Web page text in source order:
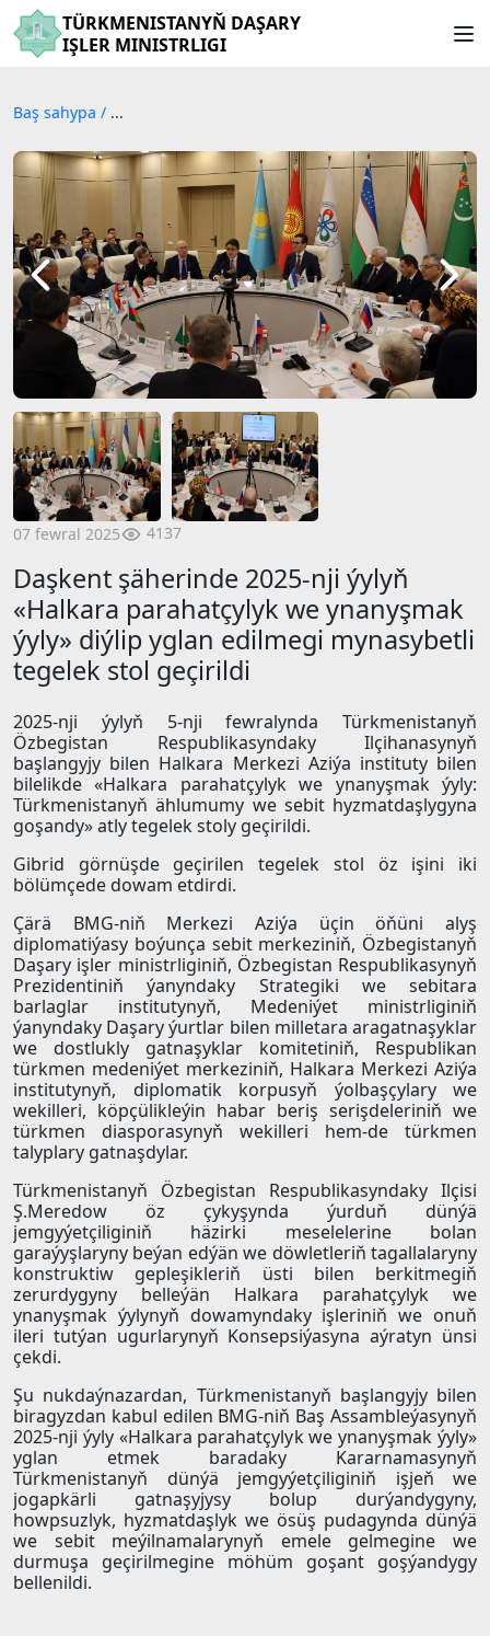
TÜRKMENISTANYŇ DAŞARY
IŞLER MINISTRLIGI
Baş sahypa / ...
07 fewral 2025 4137
Daşkent şäherinde 2025-nji ýylyň
«Halkara parahatçylyk we ynanyşmak
ýyly» diýlip yglan edilmegi mynasybetli
tegelek stol geçirildi
2025-nji ýylyň 5-nji fewralynda Türkmenistanyň
Özbegistan Respublikasyndaky Ilçihanasynyň
başlangyjy bilen Halkara Merkezi Aziýa instituty bilen
bilelikde «Halkara parahatçylyk we ynanyşmak ýyly:
Türkmenistanyň ählumumy we sebit hyzmatdaşlygyna
goşandy» atly tegelek stoly geçirildi.
Gibrid görnüşde geçirilen tegelek stol öz işini iki
bölümçede dowam etdirdi.
Çärä BMG-niň Merkezi Aziýa üçin öňüni alyş
diplomatiýasy boýunça sebit merkeziniň, Özbegistanyň
Daşary işler ministrliginiň, Özbegistan Respublikasynyň
Prezidentiniň ýanyndaky Strategiki we sebitara
barlaglar institutynyň, Medeniýet ministrliginiň
ýanyndaky Daşary ýurtlar bilen milletara aragatnaşyklar
we dostlukly gatnaşyklar komitetiniň, Respublikan
türkmen medeniýet merkeziniň, Halkara Merkezi Aziýa
institutynyň, diplomatik korpusyň ýolbaşçylary we
wekilleri, köpçülikleýin habar beriş serişdeleriniň we
türkmen diasporasynyň wekilleri hem-de türkmen
talyplary gatnaşdylar.
Türkmenistanyň Özbegistan Respublikasyndaky Ilçisi
Ş.Meredow öz çykyşynda ýurduň dünýä
jemgyýetçiliginiň häzirki meselelerine bolan
garaýyşlaryny beýan edýän we döwletleriň tagallalaryny
konstruktiw gepleşikleriň üsti bilen berkitmegiň
zerurdygyny belleýän Halkara parahatçylyk we
ynanyşmak ýylynyň dowamyndaky işleriniň we onuň
ileri tutýan ugurlarynyň Konsepsiýasyna aýratyn ünsi
çekdi.
Şu nukdaýnazardan, Türkmenistanyň başlangyjy bilen
biragyzdan kabul edilen BMG-niň Baş Assambleýasynyň
2025-nji ýyly «Halkara parahatçylyk we ynanyşmak ýyly»
yglan etmek baradaky Kararnamasynyň
Türkmenistanyň dünýä jemgyýetçiliginiň işjeň we
jogapkärli gatnaşyjysy bolup durýandygyny,
howpsuzlyk, hyzmatdaşlyk we ösüş pudagynda dünýä
we sebit meýilnamalarynyň emele gelmegine we
durmuşa geçirilmegine möhüm goşant goşýandygy
bellenildi.